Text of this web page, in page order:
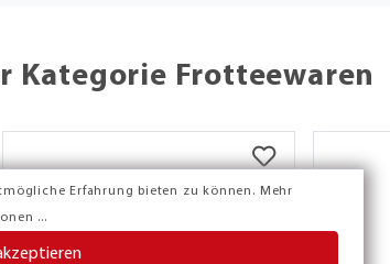
Erfahrung bieten zu können. Mehr
...
Kategorie Frotteewaren